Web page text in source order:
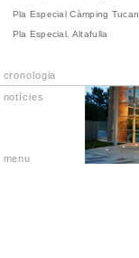
cronologia
Pla Especial Càmping Tucan
Pla Especial. Altafulla
Pla Especial. Sant Feliu
Pla Especial. Torredembarra
Pla Ordenació.Girona
Pla Parcial Rambla Fanals
notícies
menu